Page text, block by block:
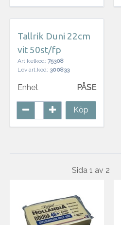
Tallrik Duni 22cm
vit 50st/fp
Artikelkod: 75308
Lev art.kod: 300833
Enhet PÅSE
Köp
Sida 1 av 2